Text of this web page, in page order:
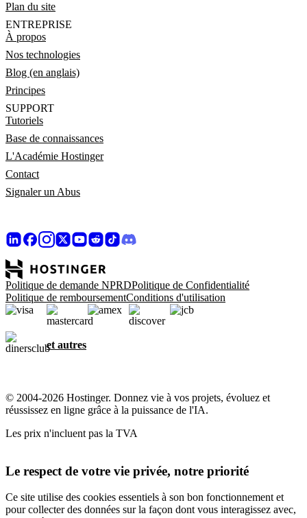
Plan du site
ENTREPRISE
À propos
Nos technologies
Blog (en anglais)
Principes
SUPPORT
Tutoriels
Base de connaissances
L'Académie Hostinger
Contact
Signaler un Abus
Politique de demande NPRDPolitique de Confidentialité
Politique de remboursementConditions d'utilisation
et autres
© 2004-2026 Hostinger. Donnez vie à vos projets, évoluez et
réussissez en ligne grâce à la puissance de l'IA.
Les prix n'incluent pas la TVA
Le respect de votre vie privée, notre priorité
Ce site utilise des cookies essentiels à son bon fonctionnement et
pour collecter des données sur la façon dont vous interagissez avec,